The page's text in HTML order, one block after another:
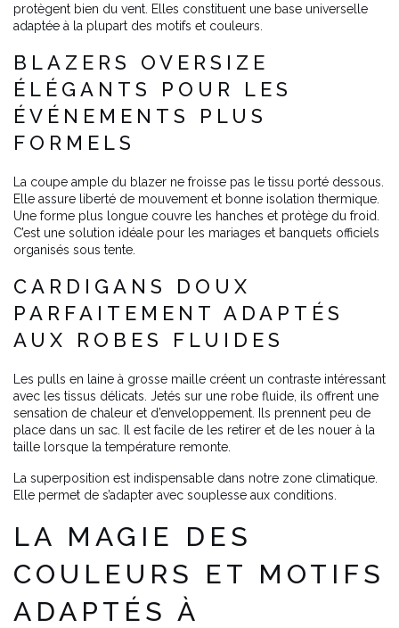
protègent bien du vent. Elles constituent une base universelle
adaptée à la plupart des motifs et couleurs.
BLAZERS OVERSIZE
ÉLÉGANTS POUR LES
ÉVÉNEMENTS PLUS
FORMELS
La coupe ample du blazer ne froisse pas le tissu porté dessous.
Elle assure liberté de mouvement et bonne isolation thermique.
Une forme plus longue couvre les hanches et protège du froid.
C’est une solution idéale pour les mariages et banquets officiels
organisés sous tente.
CARDIGANS DOUX
PARFAITEMENT ADAPTÉS
AUX ROBES FLUIDES
Les pulls en laine à grosse maille créent un contraste intéressant
avec les tissus délicats. Jetés sur une robe fluide, ils offrent une
sensation de chaleur et d’enveloppement. Ils prennent peu de
place dans un sac. Il est facile de les retirer et de les nouer à la
taille lorsque la température remonte.
La superposition est indispensable dans notre zone climatique.
Elle permet de s’adapter avec souplesse aux conditions.
LA MAGIE DES
COULEURS ET MOTIFS
ADAPTÉS À